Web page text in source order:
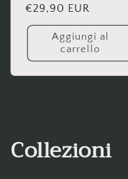
di
listino
scontato
€29,90 EUR
Aggiungi al
carrello
Collezioni